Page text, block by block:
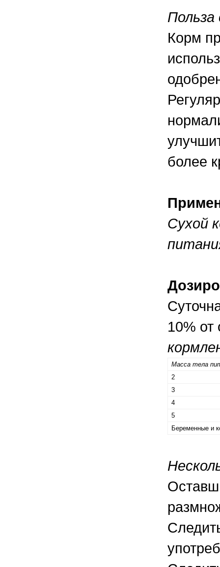
Польза
Корм
более
Сухой
10%
Масса тела
2
3
4
5
Беременные и